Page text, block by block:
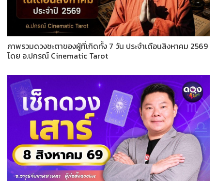
ภาพรวมดวงชะตาของผู้ที่เกิดทั้ง 7 วัน ประจำเดือนสิงหาคม 2569
โดย อ.ปกรณ์ Cinematic Tarot